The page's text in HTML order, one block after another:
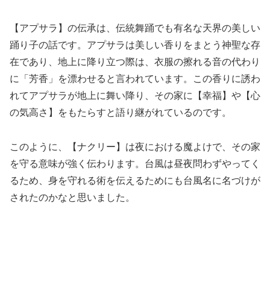
【アプサラ】の伝承は、伝統舞踊でも有名な天界の美しい
踊り子の話です。アプサラは美しい香りをまとう神聖な存
在であり、地上に降り立つ際は、衣服の擦れる音の代わり
に「芳香」を漂わせると言われています。この香りに誘わ
れてアプサラが地上に舞い降り、その家に【幸福】や【心
の気高さ】をもたらすと語り継がれているのです。
このように、【ナクリー】は夜における魔よけで、その家
を守る意味が強く伝わります。台風は昼夜問わずやってく
るため、身を守れる術を伝えるためにも台風名に名づけが
されたのかなと思いました。